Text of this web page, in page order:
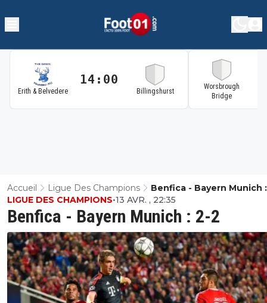
Erith & Belvedere
14:00
Billingshurst
Worsbrough
Bridge
Accueil Ligue Des Champions Benfica - Bayern Munich
Benfica - Bayern Munich : 2-2
LIGUE DES CHAMPIONS•13 AVR. , 22:35